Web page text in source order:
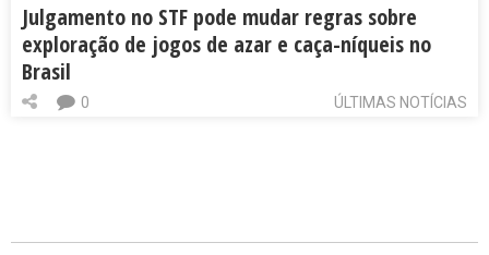
Julgamento no STF pode mudar regras sobre
exploração de jogos de azar e caça-níqueis no
Brasil
ÚLTIMAS NOTÍCIAS
0